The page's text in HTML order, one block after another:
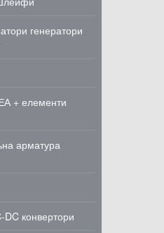
генератори
+ елементи
арматура
DC конвертори